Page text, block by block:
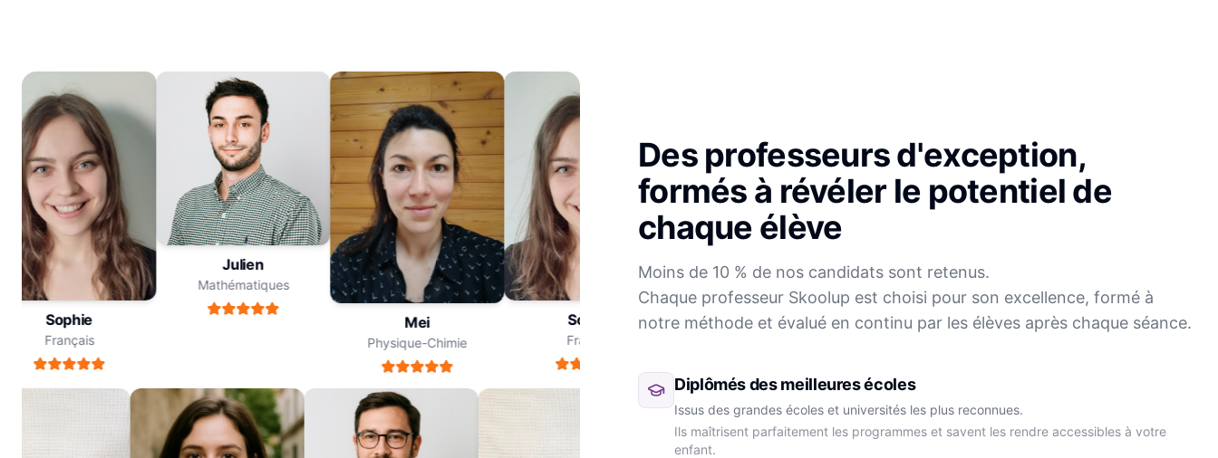
Sophie
Français
Julien
Mathématiques
Mei
Physique-Chimie
Sophie
Français
Julien
Mei Sophie
Des professeurs d'exception,
formés à révéler le potentiel de
chaque élève
Moins de 10 % de nos candidats sont retenus.
Chaque professeur Skoolup est choisi pour son excellence, formé à
notre méthode et évalué en continu par les élèves après chaque séance.
Diplômés des meilleures écoles
Issus des grandes écoles et universités les plus reconnues.
Ils maîtrisent parfaitement les programmes et savent les rendre accessibles à votre
enfant.